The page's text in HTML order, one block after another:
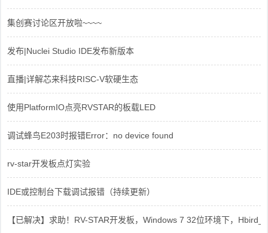
集创赛讨论区开放啦~~~~
发布|Nuclei Studio IDE发布新版本
直播|详解芯来科技RISC-V软硬生态
使用PlatformIO点亮RVSTAR的板载LED
调试蜂鸟E203时报错Error：no device found
rv-star开发板点灯实验
IDE或控制台下载调试报错（持续更新）
【已解决】求助！RV-STAR开发板，Windows 7 32位环境下，